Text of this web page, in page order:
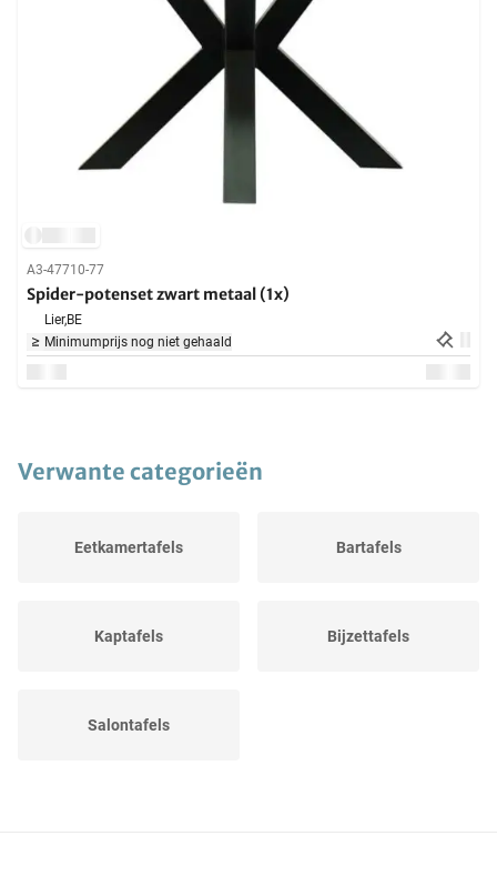
A3-47710-77
Spider-potenset zwart metaal (1x)
Lier,BE
Minimumprijs nog niet gehaald
Verwante categorieën
Eetkamertafels Bartafels
Kaptafels Bijzettafels
Salontafels